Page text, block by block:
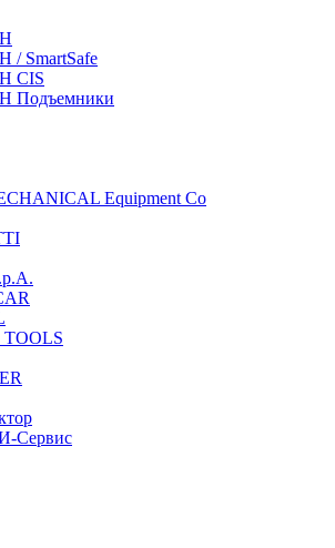
/ SmartSafe
CIS
Подъемники
Equipment Co
Сервис